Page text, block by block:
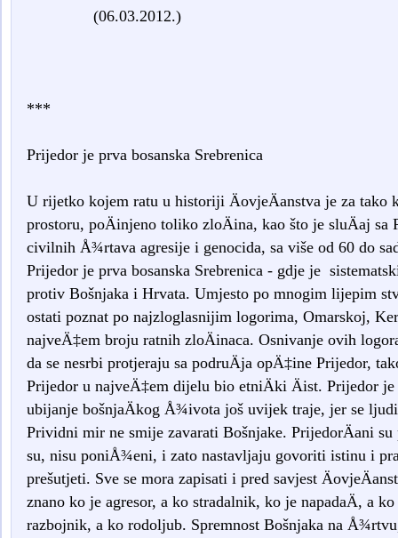
(06.03.2012.)
***
Prijedor je prva bosanska Srebrenica
U rijetko kojem ratu u historiji ÄovjeÄanstva je za
prostoru, poÄinjeno toliko zloÄina, kao što je sluÄaj
civilnih Å¾rtava agresije i genocida, sa više od 60 do
Prijedor je prva bosanska Srebrenica - gdje je
protiv Bošnjaka i Hrvata. Umjesto po mnogim lijepim
ostati poznat po najzloglasnijim logorima, Omarskoj,
najveÄ‡em broju ratnih zloÄinaca. Osnivanje ovih
da se nesrbi protjeraju sa podruÄja opÄ‡ine Prijedor,
Prijedor u najveÄ‡em dijelu bio etniÄki Äist. Prijedor
ubijanje bošnjaÄkog Å¾ivota još uvijek traje, jer se
Prividni mir ne smije zavarati Bošnjake. PrijedorÄani
su, nisu poniÅ¾eni, i zato nastavljaju govoriti istinu i
prešutjeti. Sve se mora zapisati i pred savjest
znano ko je agresor, a ko stradalnik, ko je napadaÄ, a
razbojnik, a ko rodoljub. Spremnost Bošnjaka na